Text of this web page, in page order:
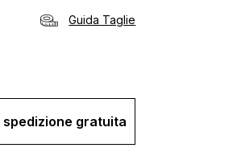
Guida Taglie
spedizione gratuita